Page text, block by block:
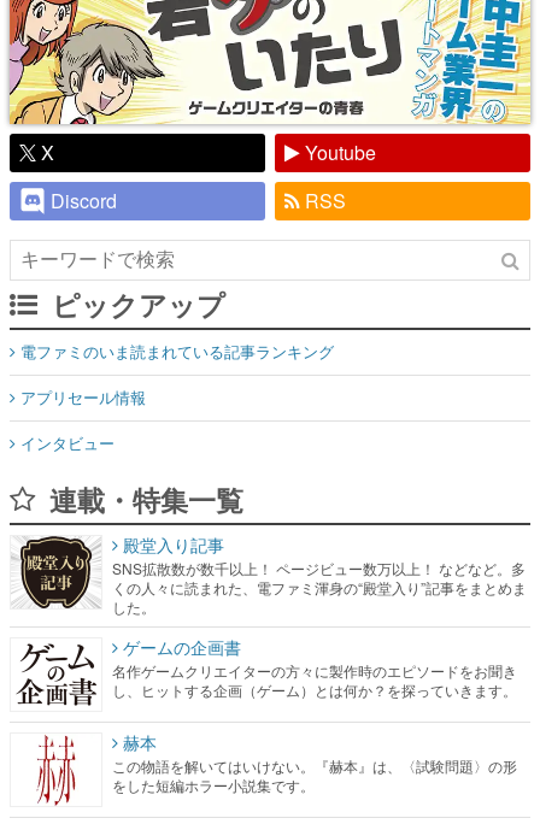
X
Youtube
Discord
RSS
ピックアップ
電ファミのいま読まれている記事ランキング
アプリセール情報
インタビュー
連載・特集一覧
殿堂入り記事
SNS拡散数が数千以上！ ページビュー数万以上！ などなど。多
くの人々に読まれた、電ファミ渾身の“殿堂入り”記事をまとめま
した。
ゲームの企画書
名作ゲームクリエイターの方々に製作時のエピソードをお聞き
し、ヒットする企画（ゲーム）とは何か？を探っていきます。
赫本
この物語を解いてはいけない。『赫本』は、〈試験問題〉の形
をした短編ホラー小説集です。